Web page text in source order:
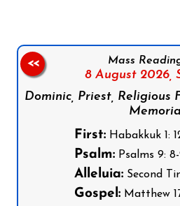
Mass
8 August 2026,
Dominic, Priest, Religious
First:Habakkuk 1:
Psalm:Psalms 9: 8-
Alleluia:Second
Gospel:Matthew
<<